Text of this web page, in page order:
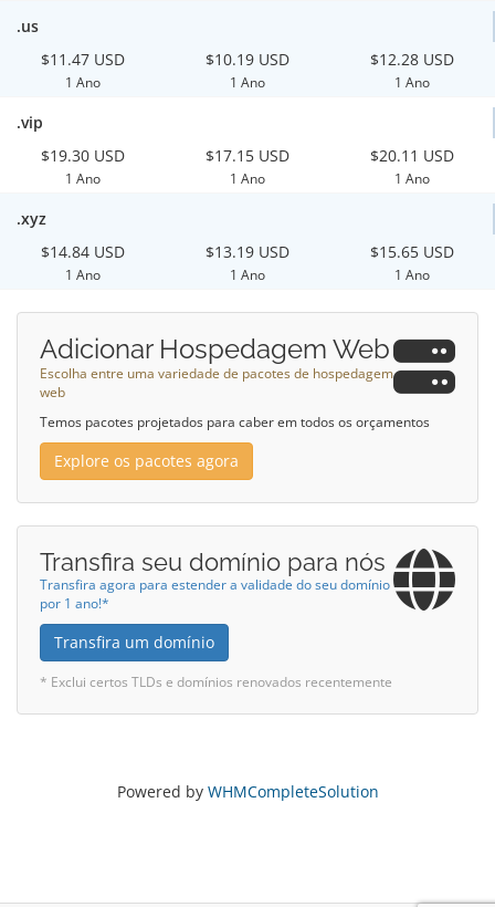
.us
$11.47 USD
1 Ano
$10.19 USD
1 Ano
$12.28 USD
1 Ano
.vip
$19.30 USD
1 Ano
$17.15 USD
1 Ano
$20.11 USD
1 Ano
.xyz
$14.84 USD
1 Ano
$13.19 USD
1 Ano
$15.65 USD
1 Ano
Adicionar Hospedagem Web
Escolha entre uma variedade de pacotes de hospedagem
web
Temos pacotes projetados para caber em todos os orçamentos
Explore os pacotes agora
Transfira seu domínio para nós
Transfira agora para estender a validade do seu domínio
por 1 ano!*
Transfira um domínio
* Exclui certos TLDs e domínios renovados recentemente
Powered by WHMCompleteSolution